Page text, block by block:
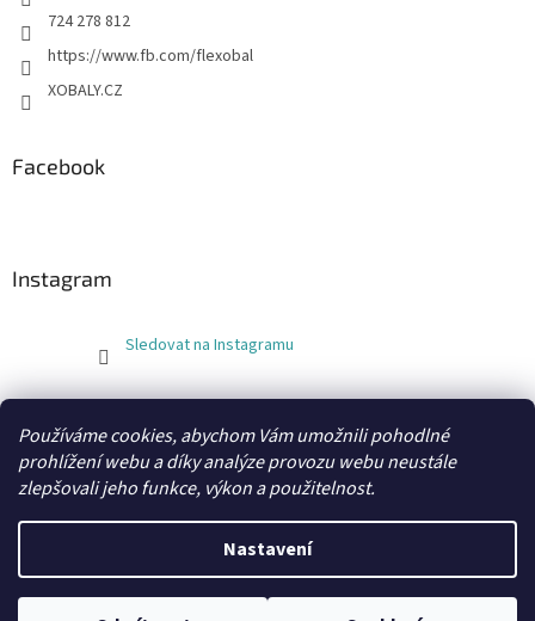
Používáme cookies, abychom Vám umožnili pohodlné
prohlížení webu a díky analýze provozu webu neustále
zlepšovali jeho funkce, výkon a použitelnost.
Nastavení
724 278 812
https://www.fb.com/flexobal
XOBALY.CZ
Facebook
Instagram
Sledovat na Instagramu
Copyright 2026xobaly.cz. Všechna práva vyhrazena.